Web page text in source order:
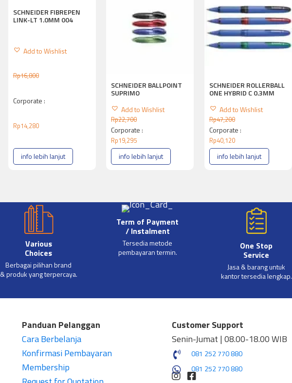
SCHNEIDER FIBREPEN
LINK-LT 1.0MM 004
Add to Wishlist
Rp16,800
Corporate :
Rp14,280
info lebih lanjut
SCHNEIDER BALLPOINT
SUPRIMO
Add to Wishlist
Rp22,700
Corporate :
Rp19,295
info lebih lanjut
SCHNEIDER ROLLERBALL
ONE HYBRID C 0.3MM
Add to Wishlist
Rp47,200
Corporate :
Rp40,120
info lebih lanjut
Various
Choices
Berbagai pilihan brand
& produk yang terpercaya.
Term of Payment
/ Instalment
Tersedia metode
pembayaran termin.
One Stop
Service
Jasa & barang untuk
kantor tersedia lengkap.
Panduan Pelanggan
Cara Berbelanja
Konfirmasi Pembayaran
Membership
Customer Support
Senin-Jumat | 08.00-18.00 WIB
081 252 770 880
081 252 770 880